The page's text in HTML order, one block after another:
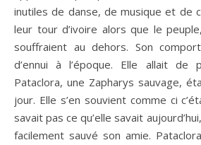
inutiles de danse, de musique et de
leur tour d’ivoire alors que le
souffraient au dehors. Son
d’ennui à l’époque. Elle allait de
Pataclora, une Zapharys sauvage,
jour. Elle s’en souvient comme ci
savait pas ce qu’elle savait
facilement sauvé son amie.